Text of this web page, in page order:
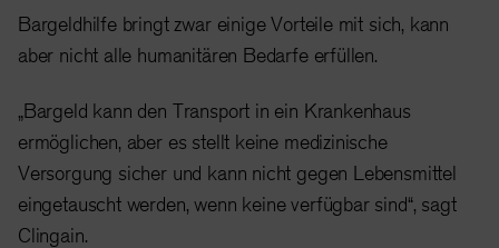
Bargeldhilfe bringt zwar einige Vorteile mit sich, kann
aber nicht alle humanitären Bedarfe erfüllen.
„Bargeld kann den Transport in ein Krankenhaus
ermöglichen, aber es stellt keine medizinische
Versorgung sicher und kann nicht gegen Lebensmittel
eingetauscht werden, wenn keine verfügbar sind“, sagt
Clingain.